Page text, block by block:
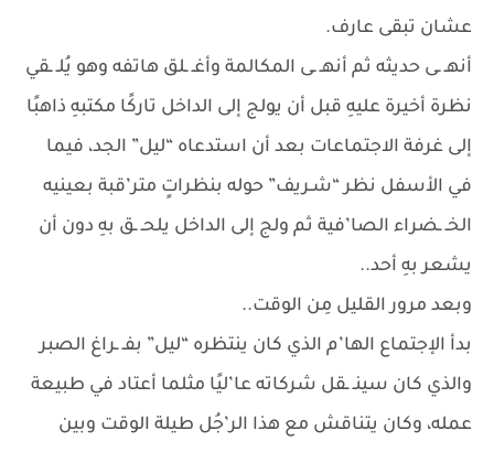
عشان تبقى عارف.
أنهـ ـى حديثه ثم أنهـ ـى المكالمة وأغـ ـلق هاتفه وهو يُلـ ـقي
نظرة أخيرة عليهِ قبل أن يولج إلى الداخل تاركًا مكتبهِ ذاهبًا
إلى غرفة الاجتماعات بعد أن استدعاه “ليل” الجد، فيما
في الأسفل نظر “شـريف” حوله بنظراتٍ متر’قبة بعينيه
الخـ ـضراء الصا’فية ثم ولج إلى الداخل يلحـ ـق بهِ دون أن
يشعر بهِ أحد..
وبعد مرور القليل مِن الوقت..
بدأ الإجتماع الها’م الذي كان ينتظره “ليل” بفـ ـراغ الصبر
والذي كان سينـ ـقل شركاته عا’ليًا مثلما أعتاد في طبيعة
عمله، وكان يتناقش مع هذا الر’جُل طيلة الوقت وبين